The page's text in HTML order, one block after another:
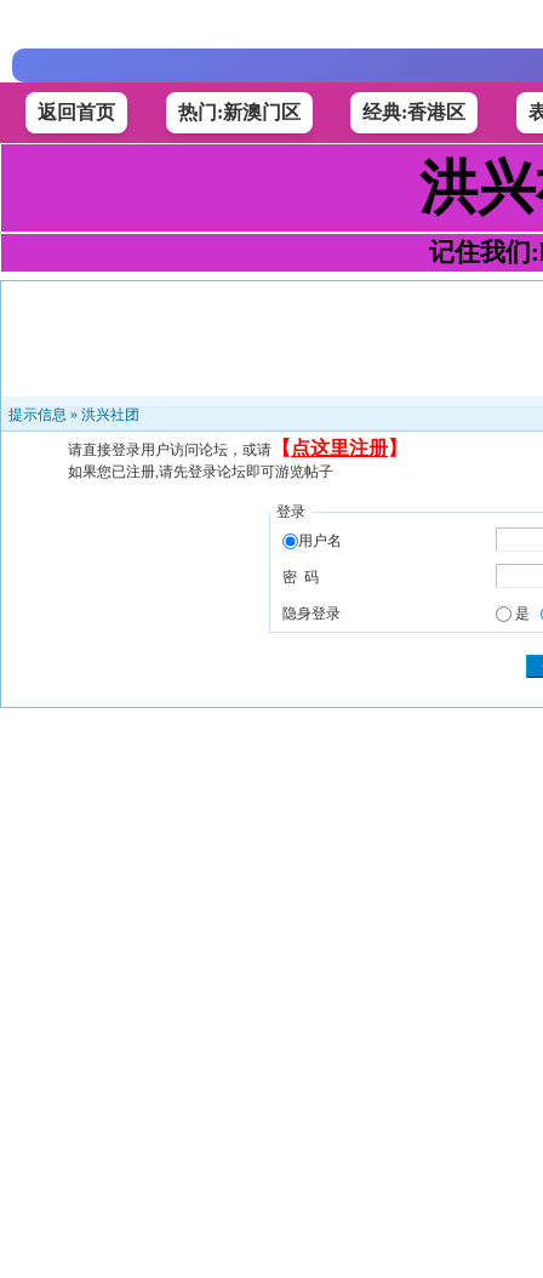
返回首页 热门:新澳门区 经典:香港区
洪
记住我们
提示信息 » 洪兴社团
请直接登录用户访问论坛，或请 【 点这里注册】
如果您已注册,请先登录论坛即可游览帖子
登录
用户名
密 码
隐身登录 是